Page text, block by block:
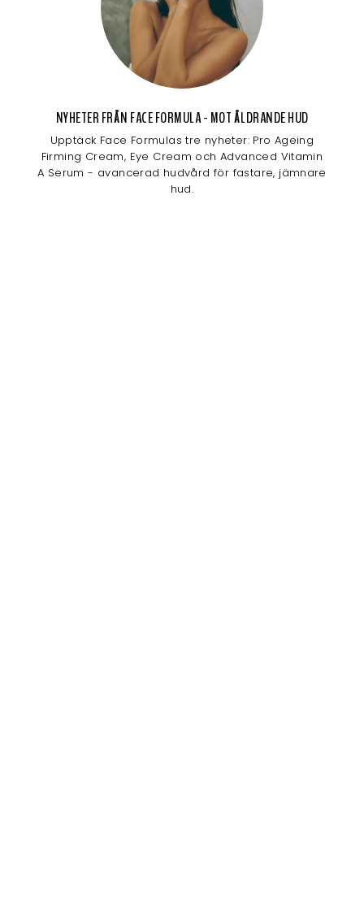
NYHETER FRÅN FACE FORMULA - MOT ÅLDRANDE HUD
Upptäck Face Formulas tre nyheter: Pro Ageing
Firming Cream, Eye Cream och Advanced Vitamin
A Serum - avancerad hudvård för fastare, jämnare
hud.